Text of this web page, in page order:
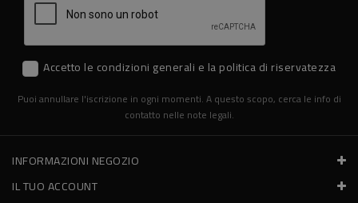
Accetto le condizioni generali e la politica di riservatezza
Puoi annullare l'iscrizione in ogni momenti. A questo scopo, cerca le info di
contatto nelle note legali.
INFORMAZIONI NEGOZIO
IL TUO ACCOUNT